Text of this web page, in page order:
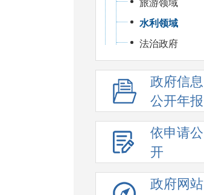
旅游领域
水利领域
法治政府
政府信息
公开年报
依申请公
开
政府网站